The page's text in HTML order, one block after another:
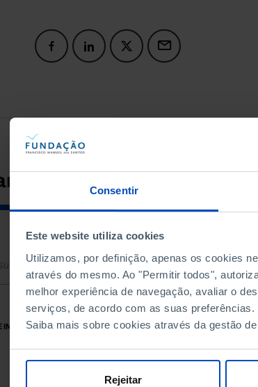
Consentir
Este website utiliza cookies
Utilizamos, por definição, apenas os cookies
através do mesmo. Ao "Permitir todos",
melhor experiência de navegação, avaliar o
serviços, de acordo com as suas
Saiba mais sobre cookies através da gestão
Rejeitar
a pesquisar
INÍCIO
DATA